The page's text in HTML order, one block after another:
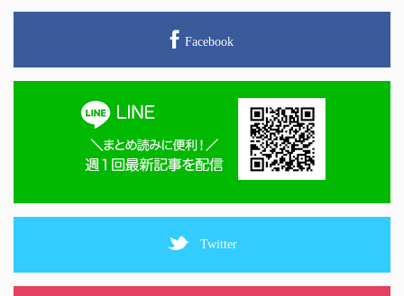
Facebook
Twitter